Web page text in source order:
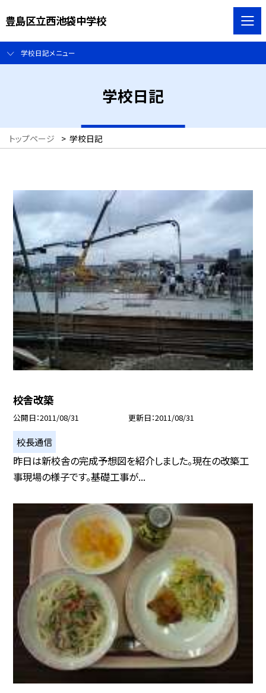
豊島区立西池袋中学校
学校日記メニュー
学校日記
トップページ > 学校日記
校舎改築
公開日 2011/08/31 更新日 2011/08/31
校長通信
昨日は新校舎の完成予想図を紹介しました。現在の改築工
事現場の様子です。基礎工事が...